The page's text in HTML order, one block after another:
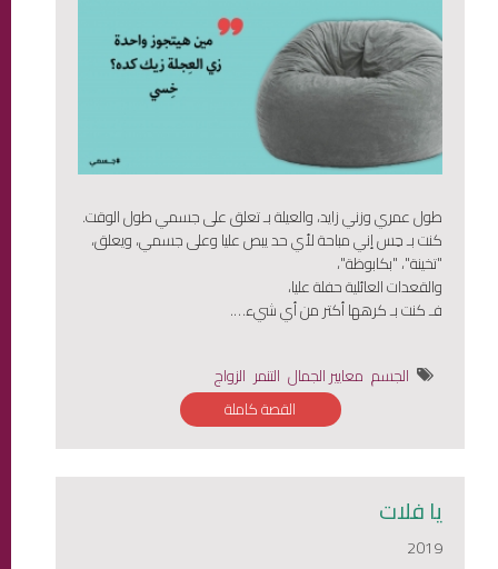
طول عمري وزني زايد، والعيلة بـ تعلق على جسمي طول الوقت.
كنت بـ حِس إني مباحة لأي حد يبص عليا وعلى جسمي، ويعلق،
"تخينة"، "بكابوظة"،
والقعدات العائلية حفلة عليا،
فـ كنت بـ كرهها أكتر من أي شيء….
الجسم معايير الجمال التنمر الزواج
القصة كاملة
يا فلات
2019